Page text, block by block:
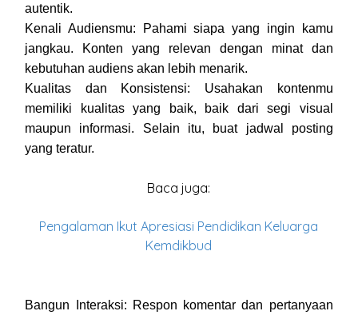
autentik.
Kenali Audiensmu: Pahami siapa yang ingin kamu
jangkau. Konten yang relevan dengan minat dan
kebutuhan audiens akan lebih menarik.
Kualitas dan Konsistensi: Usahakan kontenmu
memiliki kualitas yang baik, baik dari segi visual
maupun informasi. Selain itu, buat jadwal posting
yang teratur.
Baca juga:
Pengalaman Ikut Apresiasi Pendidikan Keluarga
Kemdikbud
Bangun Interaksi: Respon komentar dan pertanyaan